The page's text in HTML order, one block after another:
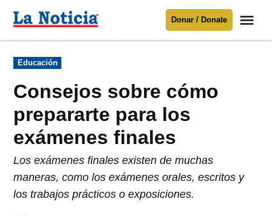
Para mantenerte informado necesitamos
Donar
contenido
Noticia
Donar / Donate
Publicado
en
Educación
Consejos sobre cómo
prepararte para los
exámenes finales
Los exámenes finales existen de muchas
maneras, como los exámenes orales, escritos y
los trabajos prácticos o exposiciones.